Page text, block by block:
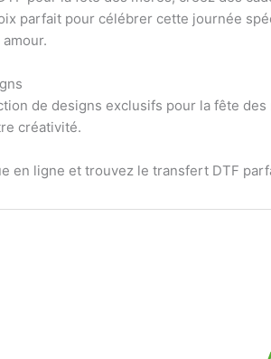
parfait pour célébrer cette journée
de designs exclusifs pour la fête
créativité.
en ligne et trouvez le transfert DTF